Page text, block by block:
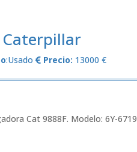
:Usado Precio: 13000 €
Cat 9888F. Modelo: 6Y-6719